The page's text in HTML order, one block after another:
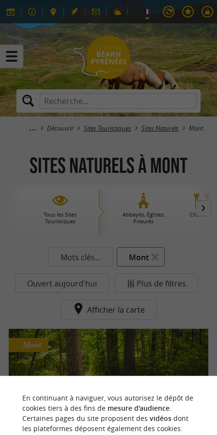
Découvrir Sites Touristiques Sites Naturels Mont
Sites Naturels à Mont
Tous les Sites
Touristiques
Abbayes, Églises,
Prieurés
Châteaux
Mots clés... Mont
Ouvert aujourd'hui Plus de filtres
Afficher la carte
Mont
En continuant à naviguer, vous autorisez le dépôt de
cookies tiers à des fins de mesure d'audience.
Certaines pages du site proposent des vidéosdont
les plateformes déposent également des cookies.